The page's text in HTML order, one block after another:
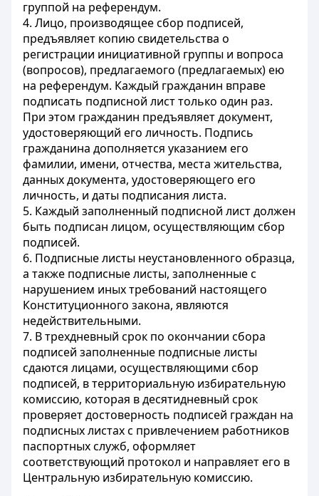
группой на референдум.
4. Лицо, производящее сбор подписей,
предъявляет копию свидетельства о
регистрации инициативной группы и вопроса
(вопросов), предлагаемого (предлагаемых) ею
на референдум. Каждый гражданин вправе
подписать подписной лист только один раз.
При этом гражданин предъявляет документ,
удостоверяющий его личность. Подпись
гражданина дополняется указанием его
фамилии, имени, отчества, места жительства,
данных документа, удостоверяющего его
личность, и даты подписания листа.
5. Каждый заполненный подписной лист должен
быть подписан лицом, осуществляющим сбор
подписей.
6. Подписные листы неустановленного образца,
а также подписные листы, заполненные с
нарушением иных требований настоящего
Конституционного закона, являются
недействительными.
7. В трехдневный срок по окончании сбора
подписей заполненные подписные листы
сдаются лицами, осуществляющими сбор
подписей, в территориальную избирательную
комиссию, которая в десятидневный срок
проверяет достоверность подписей граждан на
подписных листах с привлечением работников
паспортных служб, оформляет
соответствующий протокол и направляет его в
Центральную избирательную комиссию.